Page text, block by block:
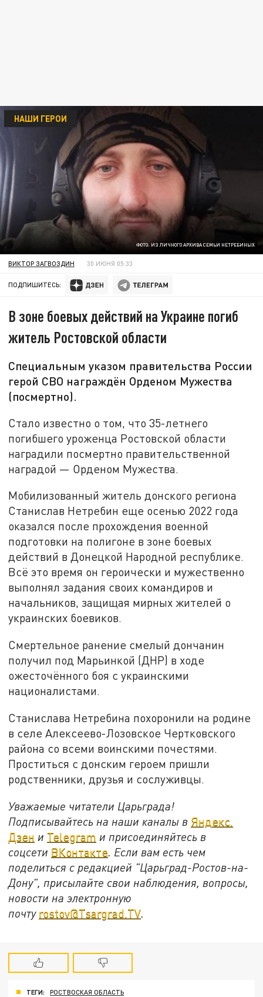
ФОТО: ИЗ ЛИЧНОГО АРХИВА СЕМЬИ НЕТРЕБИНЫХ
НАШИ ГЕРОИ
ВИКТОР ЗАГВОЗДИН 30 ИЮНЯ 05:33
ПОДПИШИТЕСЬ:
В зоне боевых действий на Украине погиб
житель Ростовской области
Специальным указом правительства России
герой СВО награждён Орденом Мужества
(посмертно).
Стало известно о том, что 35-летнего
погибшего уроженца Ростовской области
наградили посмертно правительственной
наградой — Орденом Мужества.
Мобилизованный житель донского региона
Станислав Нетребин еще осенью 2022 года
оказался после прохождения военной
подготовки на полигоне в зоне боевых
действий в Донецкой Народной республике.
Всё это время он героически и мужественно
выполнял задания своих командиров и
начальников, защищая мирных жителей о
украинских боевиков.
Смертельное ранение смелый дончанин
получил под Марьинкой (ДНР) в ходе
ожесточённого боя с украинскими
националистами.
Станислава Нетребина похоронили на родине
в селе Алексеево-Лозовское Чертковского
района со всеми воинскими почестями.
Проститься с донским героем пришли
родственники, друзья и сослуживцы.
Уважаемые читатели Царьграда!
Подписывайтесь на наши каналы в Яндекс.
Дзен и Telegram и присоединяйтесь в
соцсети ВКонтакте . Если вам есть чем
поделиться с редакцией "Царьград-Ростов-на-
Дону", присылайте свои наблюдения, вопросы,
новости на электронную
почту rostov@Tsargrad.ТV
ТЕГИ:
РОСТВОСКАЯ ОБЛАСТЬ